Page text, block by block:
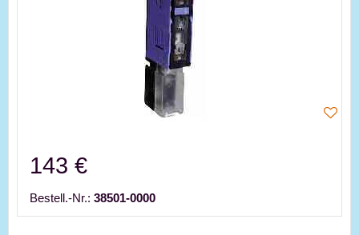
143 €
Bestell.-Nr.: 38501-0000